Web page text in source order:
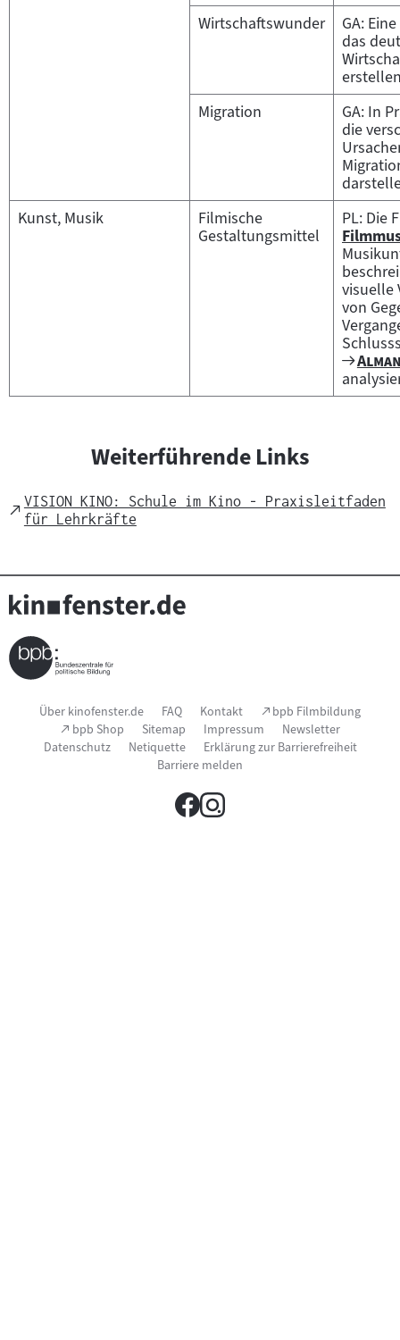
Wirtschaftswunder
GA:
das
Migration
GA: In
die
Kunst, Musik
Filmische
Gestaltungsmittel
PL: Die
Zum
Inhalt:
visuelle
von
Zum
"
Weiterführende Links
External
Link
VISION KINO: Schule im Kino - Praxisleitfaden
für Lehrkräfte
Seitenfußnavigation
Über kinofenster.de FAQ Kontakt (Link
öffnet
im
neuen
bpb Filmbildung
(Link
öffnet
im
bpb Shop Sitemap Impressum
Newsletter
Datenschutz
Netiquette
Erklärung zur Barrierefreiheit
Barriere melden